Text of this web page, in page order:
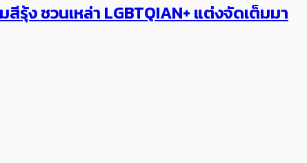
ชวนเหล่า LGBTQIAN+ แต่งจัดเต็มมา